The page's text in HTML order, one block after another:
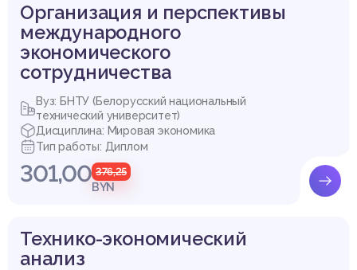
Организация и перспективы
международного
экономического
сотрудничества
Вуз: БНТУ (Белорусский национальный
технический университет)
Дисциплина: Мировая экономика
Тип работы: Диплом
301,00 376,25
BYN
Технико-экономический
анализ